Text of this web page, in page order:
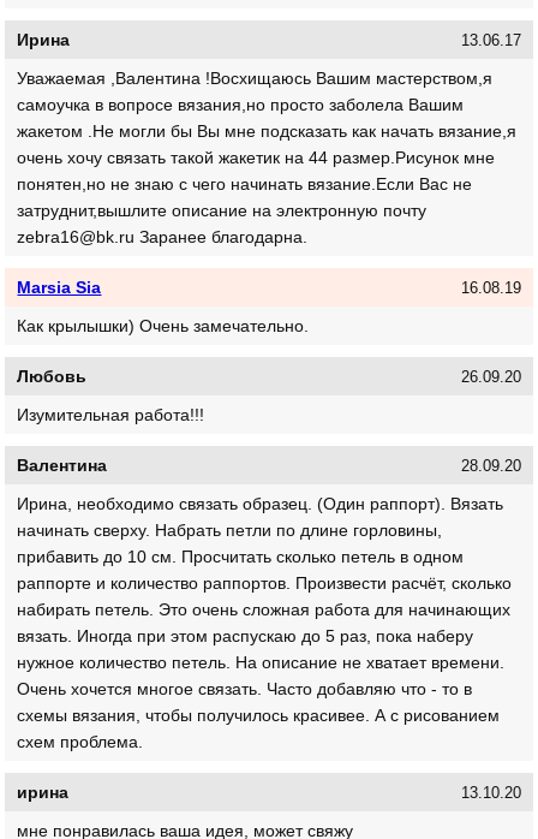
Ирина 13.06.17
Уважаемая ,Валентина !Восхищаюсь Вашим мастерством,я
самоучка в вопросе вязания,но просто заболела Вашим
жакетом .Не могли бы Вы мне подсказать как начать вязание,я
очень хочу связать такой жакетик на 44 размер.Рисунок мне
понятен,но не знаю с чего начинать вязание.Если Вас не
затруднит,вышлите описание на электронную почту
zebra16@bk.ru Заранее благодарна.
Marsia Sia 16.08.19
Как крылышки) Очень замечательно.
Любовь 26.09.20
Изумительная работа!!!
Валентина 28.09.20
Ирина, необходимо связать образец. (Один раппорт). Вязать
начинать сверху. Набрать петли по длине горловины,
прибавить до 10 см. Просчитать сколько петель в одном
раппорте и количество раппортов. Произвести расчёт, сколько
набирать петель. Это очень сложная работа для начинающих
вязать. Иногда при этом распускаю до 5 раз, пока наберу
нужное количество петель. На описание не хватает времени.
Очень хочется многое связать. Часто добавляю что - то в
схемы вязания, чтобы получилось красивее. А с рисованием
схем проблема.
ирина 13.10.20
мне понравилась ваша идея, может свяжу